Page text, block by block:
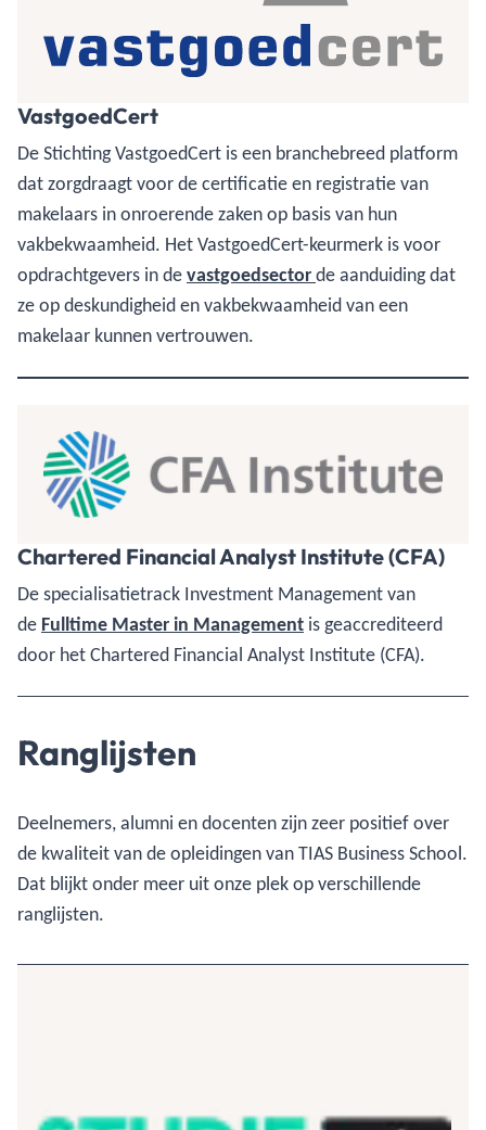
VastgoedCert
De Stichting VastgoedCert is een branchebreed platform
dat zorgdraagt voor de certificatie en registratie van
makelaars in onroerende zaken op basis van hun
vakbekwaamheid. Het VastgoedCert-keurmerk is voor
opdrachtgevers in devastgoedsectorde aanduiding dat
ze op deskundigheid en vakbekwaamheid van een
makelaar kunnen vertrouwen.
Chartered Financial Analyst Institute (CFA)
De specialisatietrack Investment Management van
de Fulltime Master in Management is geaccrediteerd
door het Chartered Financial Analyst Institute (CFA).
Ranglijsten
Deelnemers, alumni en docenten zijn zeer positief over
de kwaliteit van de opleidingen van TIAS Business School.
Dat blijkt onder meer uit onze plek op verschillende
ranglijsten.